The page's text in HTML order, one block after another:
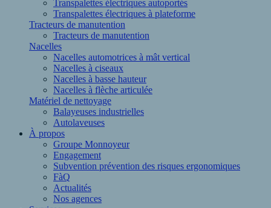
Transpalettes électriques autoportés
Transpalettes électriques à plateforme
Tracteurs de manutention
Tracteurs de manutention
Nacelles
Nacelles automotrices à mât vertical
Nacelles à ciseaux
Nacelles à basse hauteur
Nacelles à flèche articulée
Matériel de nettoyage
Balayeuses industrielles
Autolaveuses
À propos
Groupe Monnoyeur
Engagement
Subvention prévention des risques ergonomiques
FàQ
Actualités
Nos agences